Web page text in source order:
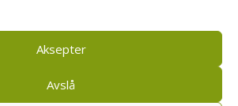
Aksepter
Avslå
eige hefte.